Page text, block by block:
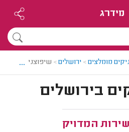
מידרג
מומלצים> ירושלים> שיפוצניקים
...
בירושלים
המדויק